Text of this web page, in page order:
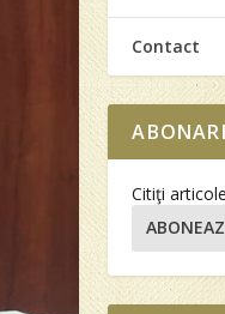
Contact
Citiţi